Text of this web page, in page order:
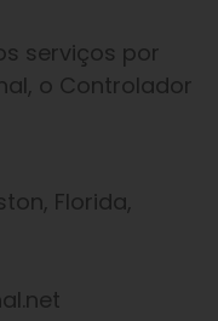
serviços por
o Controlador
Florida,